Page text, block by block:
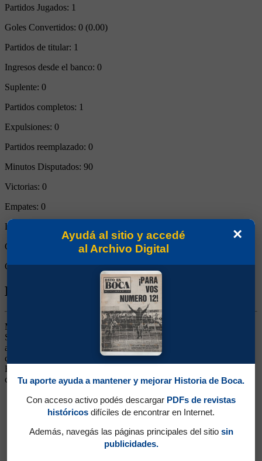
Partidos Jugados: 1
Goles Convertidos: 0 (0.00)
Partidos de titular: 1
Ingresos desde el banco: 0
Suplente: 0
Partidos completos: 1
Expulsiones: 0
Partidos reemplazado: 0
Minutos Disputados: 90
Victorias: 0
Empates: 0
Derrotas:
Goles de Boca:
Goles rivales:4
Biografía de Ricardo Oscar Alonso
Marcador lateral izquierdo. Ganó un título (Metropolitano 1976).
Surgido de las inferiores. Un lateral zurdo que le pegaba muy fuerte
a la pelota. Integró la categoría 1955 que fue muchas veces
campeona en juveniles junto a Tarantini, Trobbiani y Lacava Schell.
En Primera estuvo opacado por el Conejo Tarantini. Siguió su
carrera en Racing, Quilmes y Colón
×
Ayudá al sitio y accedé
al Archivo Digital
Tu aporte ayuda a mantener y mejorar Historia de Boca.
Con acceso activo podés descargar PDFs de revistas
históricos difíciles de encontrar en Internet.
Además, navegás las páginas principales del sitio sin
publicidades.